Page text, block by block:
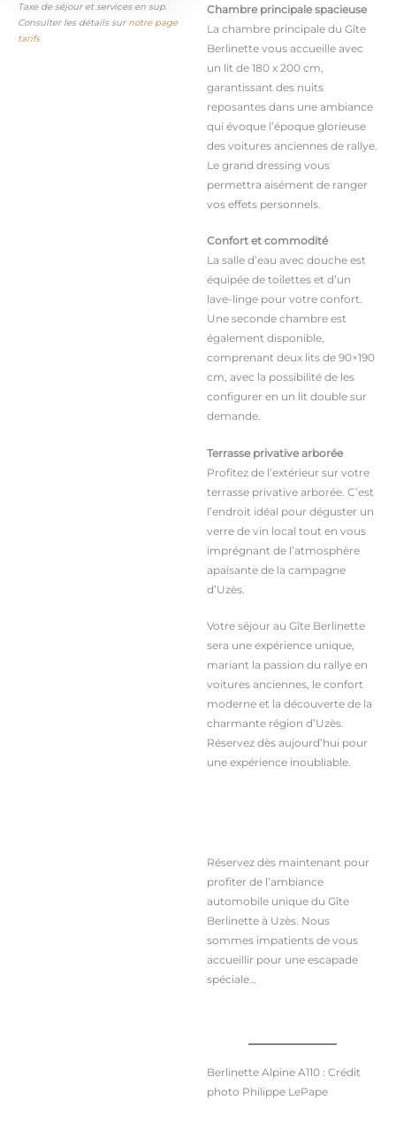
Chambre principale spacieuse
La chambre principale du Gîte
Berlinette vous accueille avec
un lit de 180 x 200 cm,
garantissant des nuits
reposantes dans une ambiance
qui évoque l’époque glorieuse
des voitures anciennes de rallye.
Le grand dressing vous
permettra aisément de ranger
vos effets personnels.
Confort et commodité
La salle d’eau avec douche est
équipée de toilettes et d’un
lave-linge pour votre confort.
Une seconde chambre est
également disponible,
comprenant deux lits de 90×190
cm, avec la possibilité de les
configurer en un lit double sur
demande.
Terrasse privative arborée
Profitez de l’extérieur sur votre
terrasse privative arborée. C’est
l’endroit idéal pour déguster un
verre de vin local tout en vous
imprégnant de l’atmosphère
apaisante de la campagne
d’Uzès.
Votre séjour au Gîte Berlinette
sera une expérience unique,
mariant la passion du rallye en
voitures anciennes, le confort
moderne et la découverte de la
charmante région d’Uzès.
Réservez dès aujourd’hui pour
une expérience inoubliable.
Réservez dès maintenant pour
profiter de l’ambiance
automobile unique du Gîte
Berlinette à Uzès. Nous
sommes impatients de vous
accueillir pour une escapade
spéciale…
Berlinette Alpine A110 : Crédit
photo Philippe LePape
Taxe de séjour et services en sup.
Consulter les détails sur notre page
tarifs